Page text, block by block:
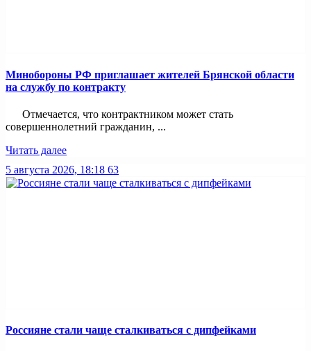
Минобoроны РФ приглaшaет житeлeй Брянской области
на службу по контракту
Отмечается, что контрактником может стать
совершеннолетний гражданин, ...
Читать далее
5 августа 2026, 18:18 63
Россияне стали чаще сталкиваться с дипфейками